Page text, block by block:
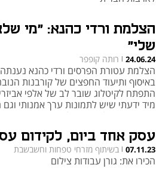
הצלמת ורדי כהנא: "מי
שלי"
24.06.24
| רותה קופפר
באיסוף ותיעוד החפצים של קורבנות
התפתח לקיטלוג שובר לב של אלפי
מיד ידעתי שיש לתמונות ערך אמנותי
עסק אחד ביום, לקידום
07.11.23
| בשיתוף מזרחי טפחות וחשבשבת
הכירו את: גורן עבודות צילום